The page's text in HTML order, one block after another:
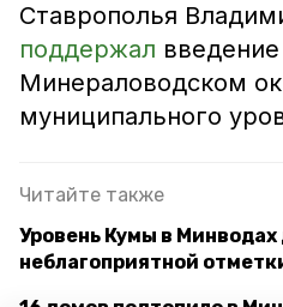
Ставрополья
поддержал
Минераловодском
муниципального
Читайте также
Уровень Кумы в Минводах
неблагоприятной